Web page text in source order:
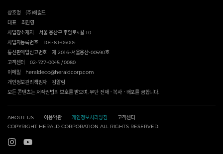
상호명
(주)헤럴드
대표
최진영
사업장소재지
서울 용산구 후암로4길 10
사업자등록번호
104-81-06004
통신판매업신고번호
제 2016-서울용산-00590호
고객센터
02-727-0045 / 0080
이메일
heraldeco@heraldcorp.com
개인정보관리책임자
김알림
모든 콘텐츠는 저작권법의 보호를 받으며, 무단 전재ㆍ복사ㆍ배포를 금합니다.
ABOUT US 이용약관 개인정보처리방침
고객센터
COPYRIGHT HERALD CORPORATION ALL RIGHTS RESERVED.